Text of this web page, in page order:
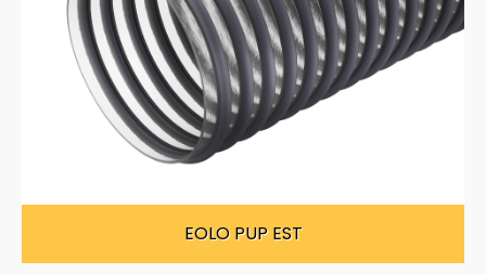
EOLO PUP EST